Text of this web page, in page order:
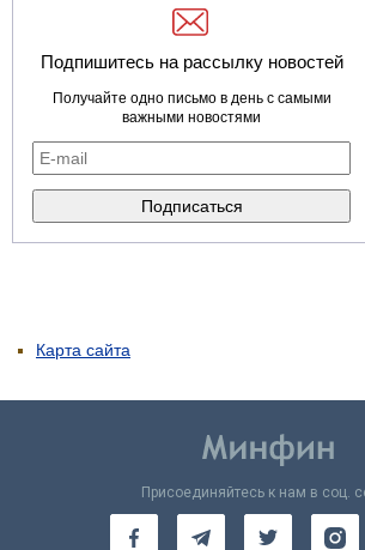
Подпишитесь на рассылку новостей
Получайте одно письмо в день с самыми
важными новостями
Карта сайта
Присоединяйтесь к нам в соц.